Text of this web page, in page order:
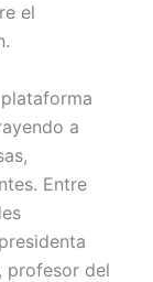
el
a
Entre
profesor del